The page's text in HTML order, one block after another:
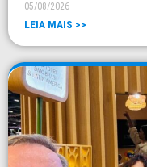
05/08/2026
LEIA MAIS >>